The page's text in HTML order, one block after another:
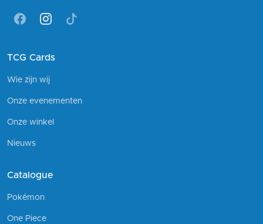
FacebookInstagram
Tiktok
TCG Cards
Wie zijn wij
Onze evenementen
Onze winkel
Nieuws
Catalogue
Pokémon
One Piece